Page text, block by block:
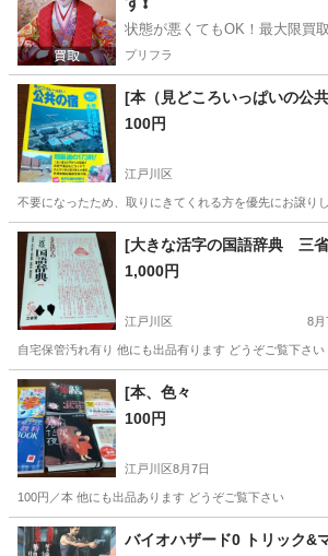
状態が悪くてもOK！最大限買
プリフラ
[本（見どころいっぱいの公共
100円
江戸川区
不要になったため、取りにきてくれる方を優先にお譲り
東京 江戸川区 その他 有料
[大きな活字の国語辞典 三
1,000円
江戸川区 8月
自宅保管汚れ有り 他にも出品有ります どうぞご覧下さい
東京 江戸川区 語学、辞書
[本、色々
100円
江戸川区8月7日
100円／本 他にも出品あります どうぞご覧下さい
東京 江戸川区 その他
バイオハザード0 トリック&